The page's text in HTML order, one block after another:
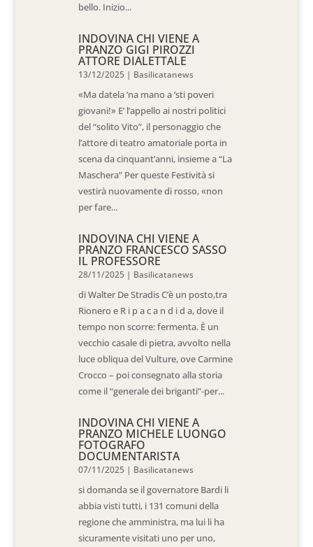
bello. Inizio...
INDOVINA CHI VIENE A
PRANZO GIGI PIROZZI
ATTORE DIALETTALE
13/12/2025 | Basilicatanews
«Ma datela ‘na mano a ‘sti poveri
giovani!» E’ l’appello ai nostri politici
del “solito Vito”, il personaggio che
l’attore di teatro amatoriale porta in
scena da cinquant’anni, insieme a “La
Maschera” Per queste Festività si
vestirà nuovamente di rosso, «non
per fare...
INDOVINA CHI VIENE A
PRANZO FRANCESCO SASSO
IL PROFESSORE
28/11/2025 | Basilicatanews
di Walter De Stradis C’è un posto,tra
Rionero e R i p a c a n d i d a, dove il
tempo non scorre: fermenta. È un
vecchio casale di pietra, avvolto nella
luce obliqua del Vulture, ove Carmine
Crocco – poi consegnato alla storia
come il “generale dei briganti”-per...
INDOVINA CHI VIENE A
PRANZO MICHELE LUONGO
FOTOGRAFO
DOCUMENTARISTA
07/11/2025 | Basilicatanews
si domanda se il governatore Bardi li
abbia visti tutti, i 131 comuni della
regione che amministra, ma lui li ha
sicuramente visitati uno per uno,